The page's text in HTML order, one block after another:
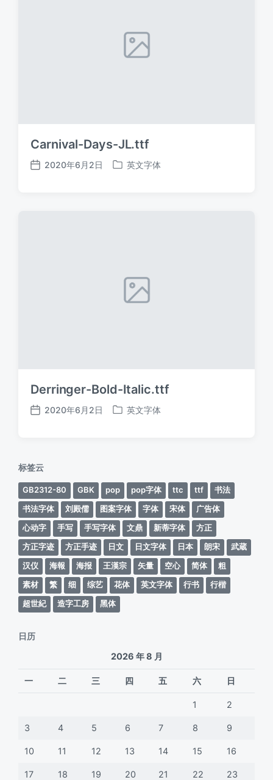
Carnival-Days-JL.ttf
发
2020年6月2日
发
英文字体
Derringer-Bold-Italic.ttf
发
2020年6月2日
发
英文字体
标签云
GB2312-80 GBK pop pop字体 ttc ttf
书法
书法字体
刘殿儒 图案字体 字体 宋体
广告体
心动字
手写 手写字体 文鼎 新蒂字体
方正
方正字迹
方正手迹 日文 日文字体 日本 朗宋
武蔵
汉仪
海報 海报 王漢宗 矢量 空心 简体
粗
素材
繁 细 综艺 花体 英文字体 行书
行楷
超世紀
造字工房 黑体
日历
2026 年 8 月
一 二 三 四 五 六 日
1 2
3 4 5 6 7 8 9
10 11 12 13 14 15 16
17 18 19 20 21 22 23